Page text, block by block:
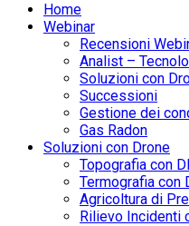
Home
Webinar
Recensioni
Analist –
Soluzioni con
Successioni
Gestione dei
Gas Radon
Soluzioni con Drone
Topografia con
Termografia con
Agricoltura di
Rilievo Incidenti